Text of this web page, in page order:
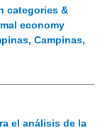
categories &
economy
Campinas,
el análisis de la